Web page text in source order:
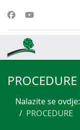
PROCEDURE
Nalazite se ovdje:
PROCEDURE